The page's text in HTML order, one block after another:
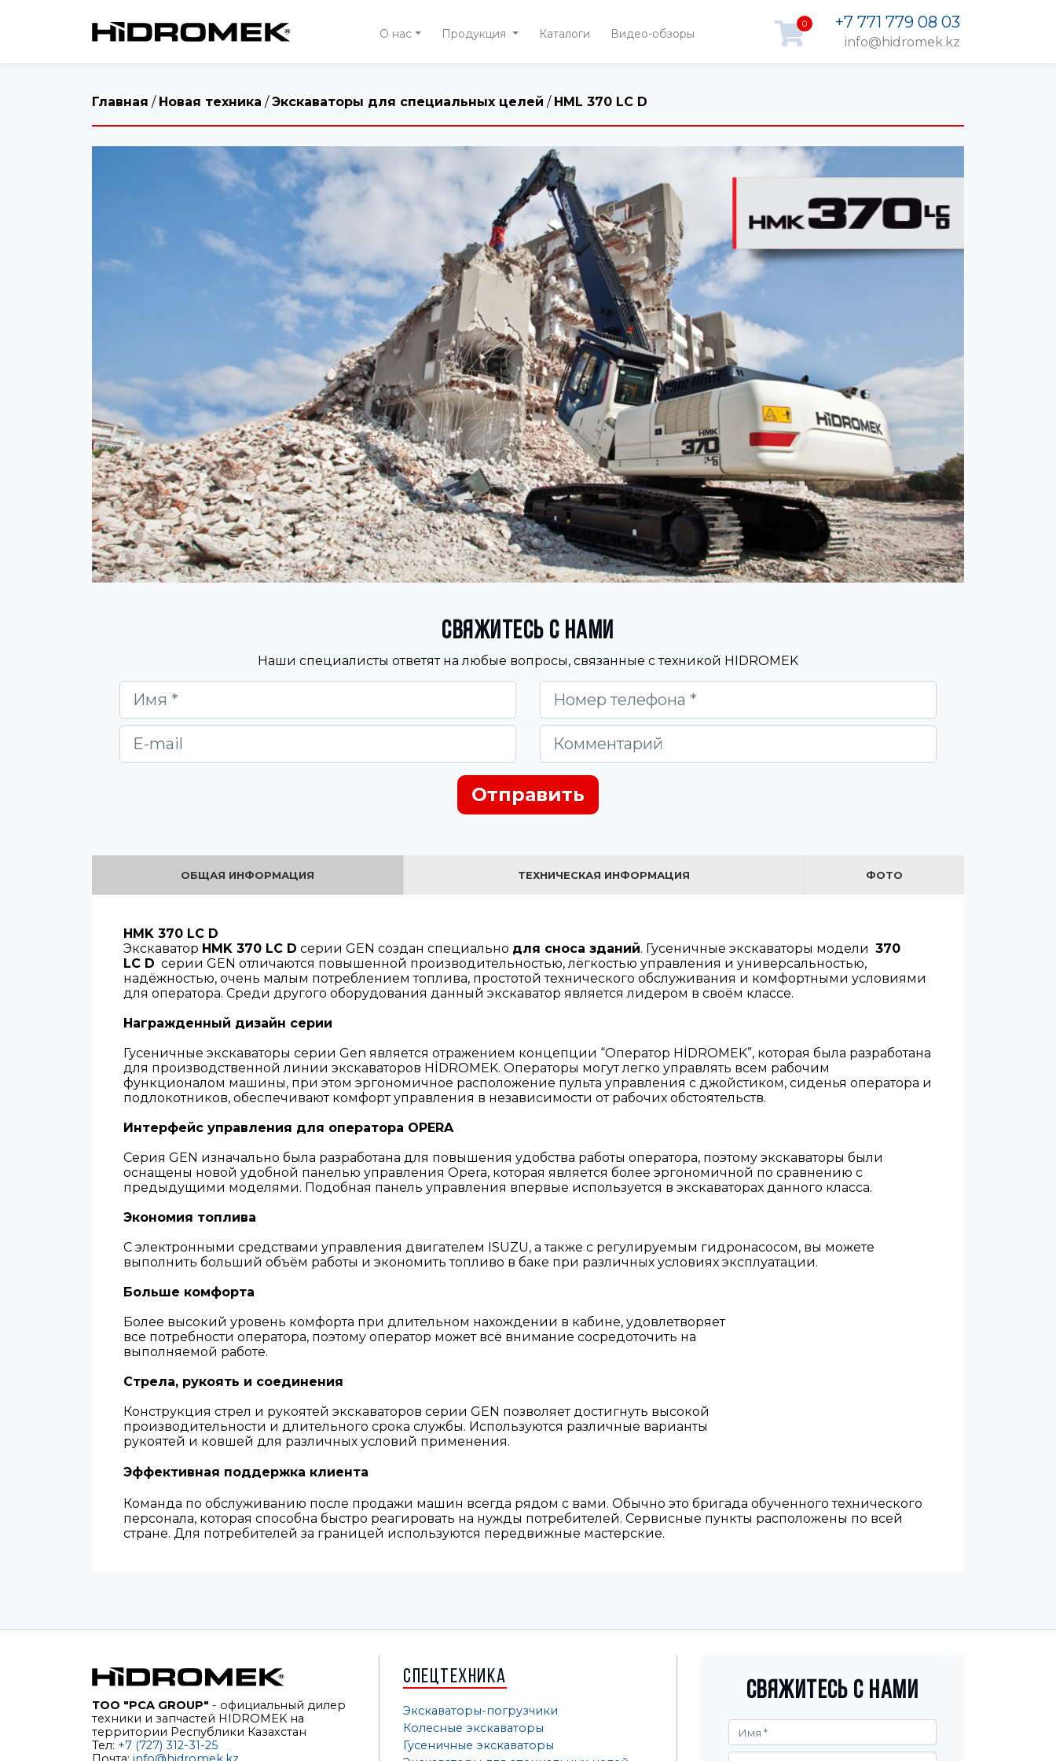
О нас(current)Продукция Каталоги Видео-обзоры
+7 771 779 08 03
info@hidromek.kz
0
Главная / Новая техника /Экскаваторы для специальных целей / HML 370 LC D
Свяжитесь с нами
Наши специалисты ответят на любые вопросы, связанные с техникой HIDROMEK
Отправить
ОБЩАЯ ИНФОРМАЦИЯ ТЕХНИЧЕСКАЯ ИНФОРМАЦИЯ ФОТО
HMK 370 LC D
Экскаватор HMK 370 LC D серии GEN создан специально для сноса зданий. Гусеничные экскаваторы модели 370
LC D серии GEN отличаются повышенной производительностью, лёгкостью управления и универсальностью,
надёжностью, очень малым потреблением топлива, простотой технического обслуживания и комфортными условиями
для оператора. Среди другого оборудования данный экскаватор является лидером в своём классе.
Награжденный дизайн серии
Гусеничные экскаваторы серии Gen является отражением концепции “Оператор HİDROMEK”, которая была разработана
для производственной линии экскаваторов HİDROMEK. Операторы могут легко управлять всем рабочим
функционалом машины, при этом эргономичное расположение пульта управления с джойстиком, сиденья оператора и
подлокотников, обеспечивают комфорт управления в независимости от рабочих обстоятельств.
Интерфейс управления для оператора OPERA
Серия GEN изначально была разработана для повышения удобства работы оператора, поэтому экскаваторы были
оснащены новой удобной панелью управления Opera, которая является более эргономичной по сравнению с
предыдущими моделями. Подобная панель управления впервые используется в экскаваторах данного класса.
Экономия топлива
С электронными средствами управления двигателем ISUZU, а также с регулируемым гидронасосом, вы можете
выполнить больший объём работы и экономить топливо в баке при различных условиях эксплуатации.
Больше комфорта
Более высокий уровень комфорта при длительном нахождении в кабине, удовлетворяет
все потребности оператора, поэтому оператор может всё внимание сосредоточить на
выполняемой работе.
Стрела, рукоять и соединения
Конструкция стрел и рукоятей экскаваторов серии GEN позволяет достигнуть высокой
производительности и длительного срока службы. Используются различные варианты
рукоятей и ковшей для различных условий применения.
Эффективная поддержка клиента
Команда по обслуживанию после продажи машин всегда рядом с вами. Обычно это бригада обученного технического
персонала, которая способна быстро реагировать на нужды потребителей. Сервисные пункты расположены по всей
стране. Для потребителей за границей используются передвижные мастерские.
ТОО "PCA GROUP" - официальный дилер
техники и запчастей HIDROMEK на
территории Республики Казахстан
Тел: +7 (727) 312-31-25
Спецтехника
Экскаваторы-погрузчики
Колесные экскаваторы
Гусеничные экскаваторы
Свяжитесь с нами